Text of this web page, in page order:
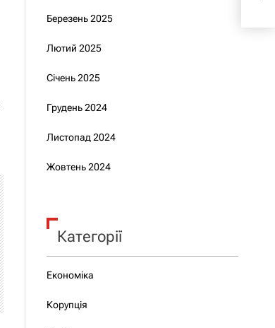
Березень 2025
Лютий 2025
Січень 2025
Грудень 2024
Листопад 2024
Жовтень 2024
Категорії
Економіка
Корупція